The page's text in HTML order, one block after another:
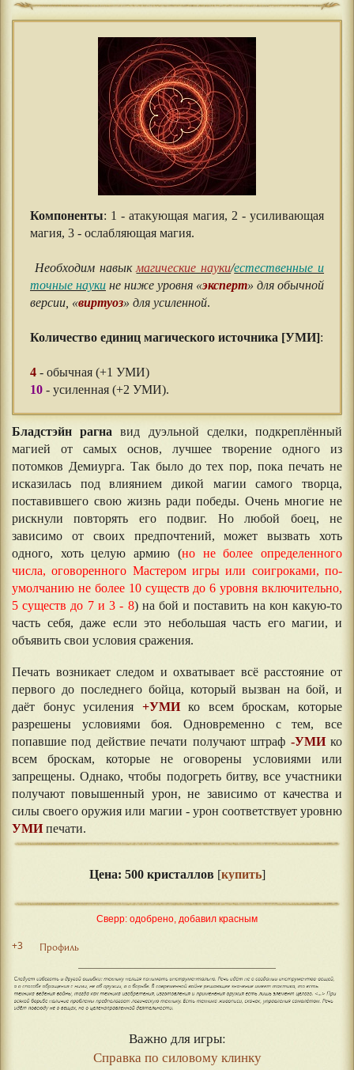
Компоненты: 1 - атакующая магия, 2 - усиливающая
магия, 3 - ослабляющая магия.
Необходим навык магические науки/естественные и
точные науки не ниже уровня «эксперт» для обычной
версии, «виртуоз» для усиленной.
Количество единиц магического источника [УМИ]:
4- обычная (+1 УМИ)
10- усиленная (+2 УМИ).
Бладстэйн рагнавид дуэльной сделки, подкреплённый
магией от самых основ, лучшее творение одного из
потомков Демиурга. Так было до тех пор, пока печать не
исказилась под влиянием дикой магии самого творца,
поставившего свою жизнь ради победы. Очень многие не
рискнули повторять его подвиг. Но любой боец, не
зависимо от своих предпочтений, может вызвать хоть
одного, хоть целую армию (но не более определенного
числа, оговоренного Мастером игры или соигроками, по-
умолчанию не более 10 существ до 6 уровня включительно,
5 существ до 7 и 3 - 8) на бой и поставить на кон какую-то
часть себя, даже если это небольшая часть его магии, и
объявить свои условия сражения.
Печать возникает следом и охватывает всё расстояние от
первого до последнего бойца, который вызван на бой, и
даёт бонус усиления +УМИко всем броскам, которые
разрешены условиями боя. Одновременно с тем, все
попавшие под действие печати получают штраф -УМИко
всем броскам, которые не оговорены условиями или
запрещены. Однако, чтобы подогреть битву, все участники
получают повышенный урон, не зависимо от качества и
силы своего оружия или магии - урон соответствует уровню
УМИпечати.
Цена: 500 кристаллов [купить]
Сверр: одобрено, добавил красным
+3 Профиль
Важно для игры:
Справка по силовому клинку